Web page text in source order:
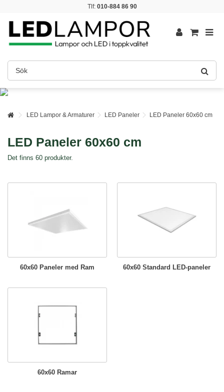
Tlf: 010-884 86 90
LED Lampor & Armaturer LED Paneler LED Paneler 60x60 cm
LED Paneler 60x60 cm
Det finns 60 produkter.
60x60 Paneler med Ram 60x60 Standard LED-paneler
60x60 Ramar